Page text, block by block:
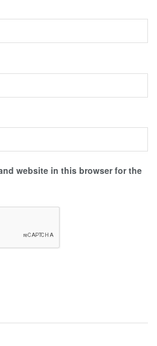
website in this browser for the